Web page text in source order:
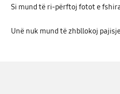
Si mund të ri-përftoj fotot e
Unë nuk mund të zhbllokoj